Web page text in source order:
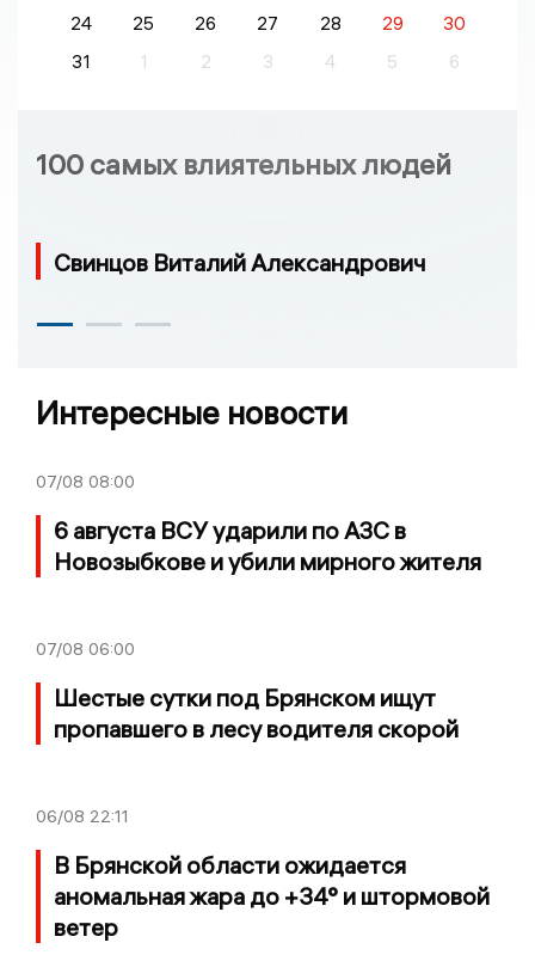
24
25 26 27 28 29
30
31
1 2 3 4 5 6
100 самых влиятельных людей
Свинцов Виталий Александрович
Интересные новости
07/08 08:00
6 августа ВСУ ударили по АЗС в
Новозыбкове и убили мирного жителя
07/08 06:00
Шестые сутки под Брянском ищут
пропавшего в лесу водителя скорой
06/08 22:11
В Брянской области ожидается
аномальная жара до +34° и штормовой
ветер